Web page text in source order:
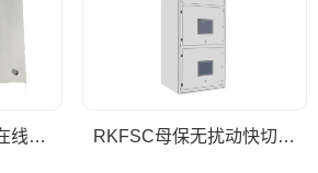
RKGIM高压电机云在线绝缘监测系统 RKFSC母保无扰动快切保护装置